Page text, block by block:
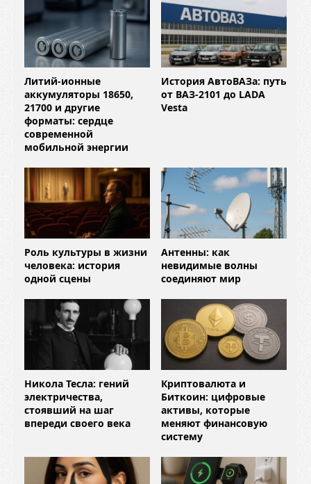
Литий-ионные
аккумуляторы 18650,
21700 и другие
форматы: сердце
современной
мобильной энергии
История АвтоВАЗа: путь
от ВАЗ-2101 до LADA
Vesta
Роль культуры в жизни
человека: история
одной сцены
Антенны: как
невидимые волны
соединяют мир
Никола Тесла: гений
электричества,
стоявший на шаг
впереди своего века
Криптовалюта и
Биткоин: цифровые
активы, которые
меняют финансовую
систему